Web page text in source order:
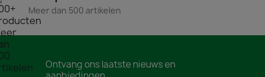
Meer dan 500 artikelen
Ontvang ons laatste nieuws en